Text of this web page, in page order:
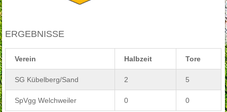
ERGEBNISSE
Verein Halbzeit Tore
SG Kübelberg/Sand 2 5
SpVgg Welchweiler 0 0